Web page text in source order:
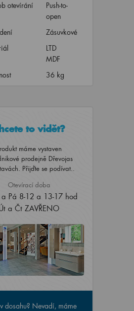
otevírání
Push-to-
open
Zásuvkové
LTD
MDF
36 kg
to vidět?
máme vystaven
prodejně Dřevojas
Přijďte se podívat..
Otevírací doba
a Pá 8-12 a 13-17 hod
a Čt ZAVŘENO
dosahu? Nevadí, máme